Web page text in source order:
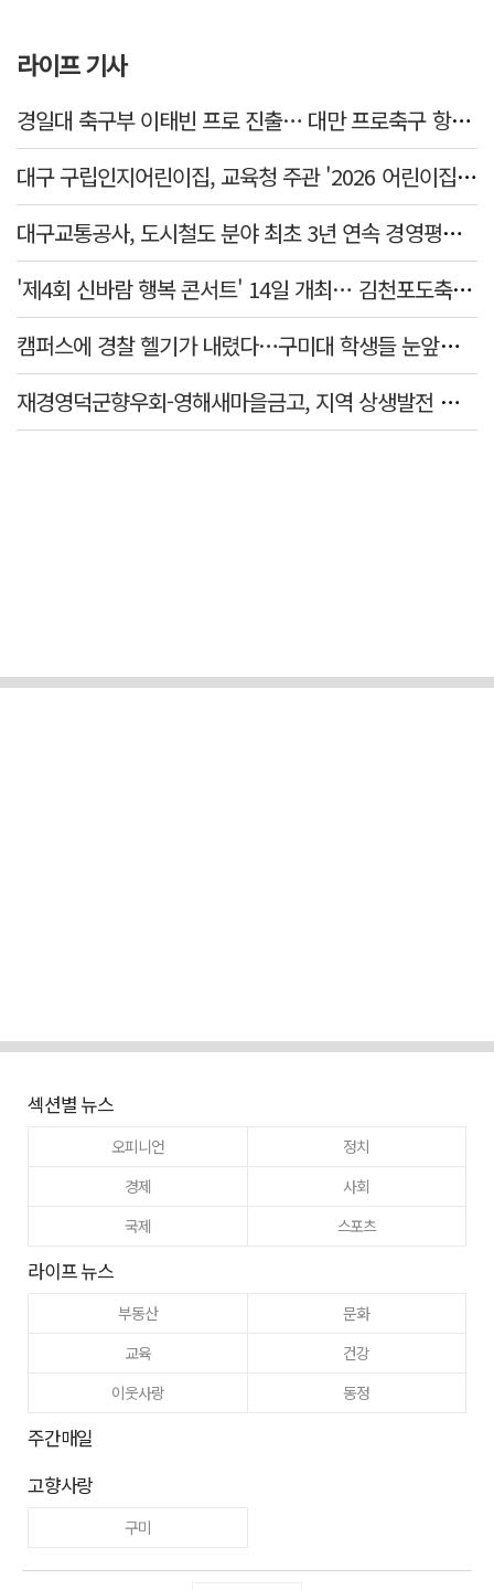
라이프 기사
경일대 축구부 이태빈 프로 진출… 대만 프로축구 항위안 F.C. 입단
대구 구립인지어린이집, 교육청 주관 '2026 어린이집 5세 이음교육'
대구교통공사, 도시철도 분야 최초 3년 연속 경영평가 1위
'제4회 신바람 행복 콘서트' 14일 개최… 김천포도축제와 연계해 활력 더한다
캠퍼스에 경찰 헬기가 내렸다…구미대 학생들 눈앞서 펼쳐진 참수리의 위용
재경영덕군향우회-영해새마을금고, 지역 상생발전 업무협약(MOU) 체결
섹션별 뉴스
오피니언
정치
경제
사회
국제
스포츠
라이프 뉴스
부동산
문화
교육
건강
이웃사랑
동정
주간매일
고향사랑
구미